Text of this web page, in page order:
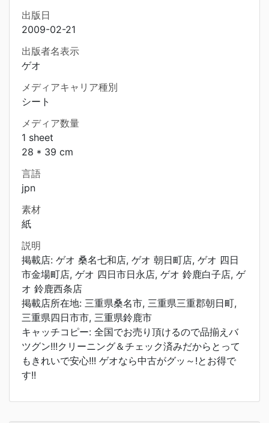
出版日
2009-02-21
出版者名表示
ゲオ
メディアキャリア種別
シート
メディア数量
1 sheet
28 * 39 cm
言語
jpn
素材
紙
説明
掲載店: ゲオ 桑名七和店, ゲオ 朝日町店, ゲオ 四日
市金場町店, ゲオ 四日市日永店, ゲオ 鈴鹿白子店, ゲ
オ 鈴鹿西条店
掲載店所在地: 三重県桑名市, 三重県三重郡朝日町,
三重県四日市市, 三重県鈴鹿市
キャッチコピー: 全国でお売り頂けるので品揃えバ
ツグン!!!クリーニング＆チェック済みだからとって
もきれいで安心!!! ゲオなら中古がグッ～!とお得で
す!!